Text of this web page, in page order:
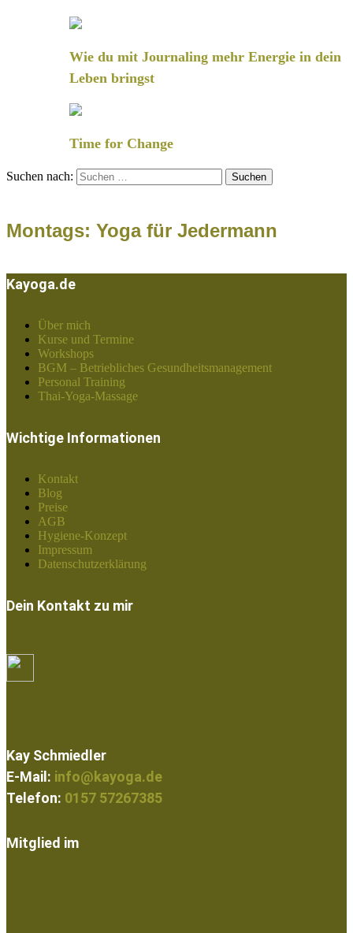
Wie du mit Journaling mehr Energie in dein
Leben bringst
Time for Change
Suchen nach:
Montags: Yoga für Jedermann
Kayoga.de
Über mich
Kurse und Termine
Workshops
BGM – Betriebliches Gesundheitsmanagement
Personal Training
Thai-Yoga-Massage
Wichtige Informationen
Kontakt
Blog
Preise
AGB
Hygiene-Konzept
Impressum
Datenschutzerklärung
Dein Kontakt zu mir
Kay Schmiedler
E-Mail: info@kayoga.de
Telefon: 0157 57267385
Mitglied im